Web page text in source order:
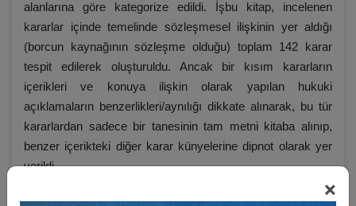
×
alanlarına göre kategorize edildi. İşbu kitap, incelenen
kararlar içinde temelinde sözleşmesel ilişkinin yer aldığı
(borcun kaynağının sözleşme olduğu) toplam 142 karar
tespit edilerek oluşturuldu. Ancak bir kısım kararların
içerikleri ve konuya ilişkin olarak yapılan hukuki
açıklamaların benzerlikleri/aynılığı dikkate alınarak, bu tür
kararlardan sadece bir tanesinin tam metni kitaba alınıp,
benzer içerikteki diğer karar künyelerine dipnot olarak yer
verildi.
Karar metinleri kitaba yerleştirilirken şöyle bir şematize